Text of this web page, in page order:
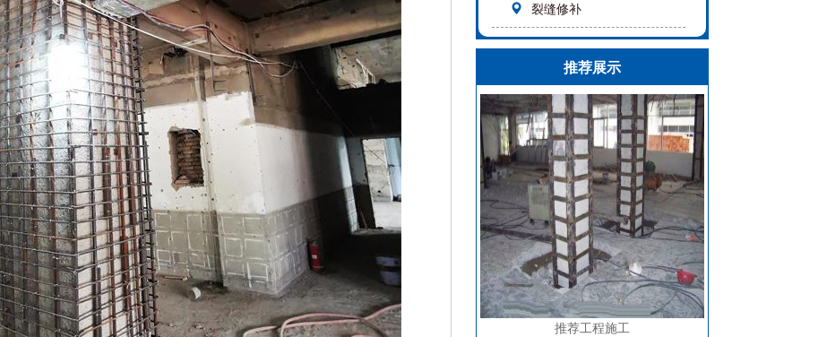
裂缝修补
推荐展示
推荐工程施工